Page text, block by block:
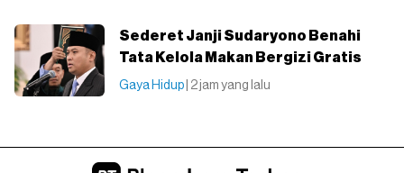
Sederet Janji Sudaryono Benahi
Tata Kelola Makan Bergizi Gratis
Gaya Hidup | 2 jam yang lalu